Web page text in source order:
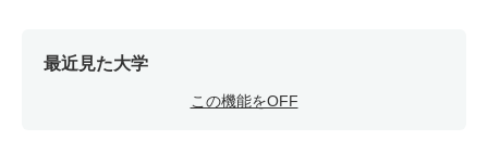
最近見た大学
この機能をOFF